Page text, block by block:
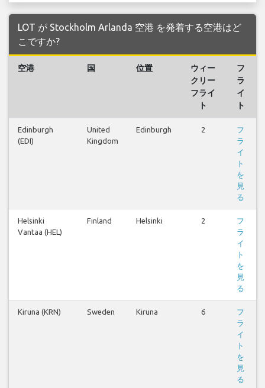
LOT が Stockholm Arlanda 空港 を発着する空港はど
こですか?
空港 国 位置
ウィー
クリー
フライ
ト
フ
ラ
イ
ト
Edinburgh
(EDI)
United
Kingdom
Edinburgh 2
フ
ラ
イ
ト
を
見
る
Helsinki
Vantaa (HEL)
Finland Helsinki 2
フ
ラ
イ
ト
を
見
る
Kiruna (KRN) Sweden Kiruna 6
フ
ラ
イ
ト
を
見
る